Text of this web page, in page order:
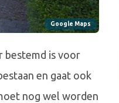
Google Maps
bestemd is voor
en gaat ook
nog wel worden